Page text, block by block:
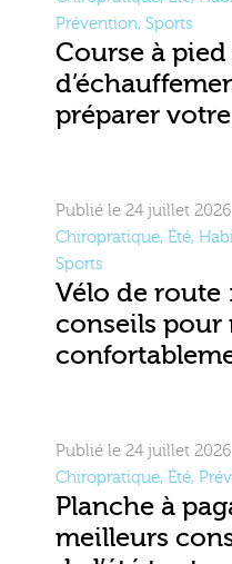
Prévention, Sports
Course à
préparer
Publié le 24 juillet 2026
Chiropratique, Été,
Sports
Vélo de route
conseils pour
Publié le 24 juillet 2026
Chiropratique, Été,
Planche à
meilleurs